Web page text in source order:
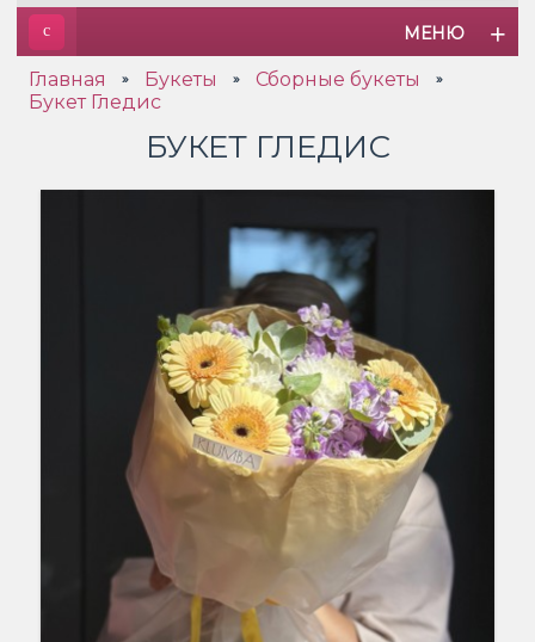
МЕНЮ
Главная » Букеты » Сборные букеты »
Букет Гледис
БУКЕТ ГЛЕДИС